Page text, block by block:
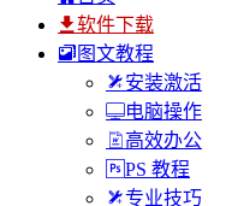
软件下载
图文教程
安装激活
电脑操作
高效办公
PS 教程
专业技巧